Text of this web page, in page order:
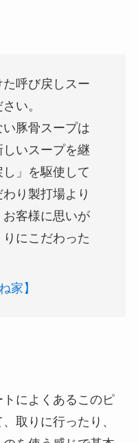
呼び戻しスー
い。
豚骨スープは
いスープを継
」を駆使して
り製打場より
客様に思いが
にこだわった
家】
によくあるこのピ
取りに行ったり、